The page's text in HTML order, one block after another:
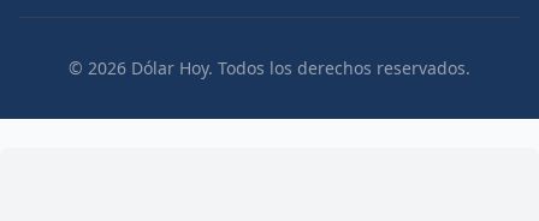
© 2026 Dólar Hoy. Todos los derechos reservados.